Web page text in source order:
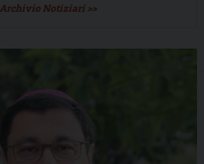
Archivio Notiziari >>